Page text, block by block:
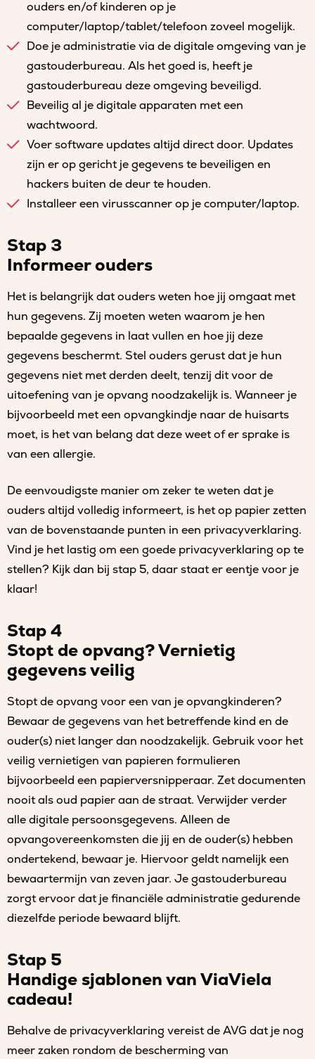
ouders en/of kinderen op je
computer/laptop/tablet/telefoon zoveel mogelijk.
Doe je administratie via de digitale omgeving van je
gastouderbureau. Als het goed is, heeft je
gastouderbureau deze omgeving beveiligd.
Beveilig al je digitale apparaten met een
wachtwoord.
Voer software updates altijd direct door. Updates
zijn er op gericht je gegevens te beveiligen en
hackers buiten de deur te houden.
Installeer een virusscanner op je computer/laptop.
Stap 3
Informeer ouders
Het is belangrijk dat ouders weten hoe jij omgaat met
hun gegevens. Zij moeten weten waarom je hen
bepaalde gegevens in laat vullen en hoe jij deze
gegevens beschermt. Stel ouders gerust dat je hun
gegevens niet met derden deelt, tenzij dit voor de
uitoefening van je opvang noodzakelijk is. Wanneer je
bijvoorbeeld met een opvangkindje naar de huisarts
moet, is het van belang dat deze weet of er sprake is
van een allergie.
De eenvoudigste manier om zeker te weten dat je
ouders altijd volledig informeert, is het op papier zetten
van de bovenstaande punten in een privacyverklaring.
Vind je het lastig om een goede privacyverklaring op te
stellen? Kijk dan bij stap 5, daar staat er eentje voor je
klaar!
Stap 4
Stopt de opvang? Vernietig
gegevens veilig
Stopt de opvang voor een van je opvangkinderen?
Bewaar de gegevens van het betreffende kind en de
ouder(s) niet langer dan noodzakelijk. Gebruik voor het
veilig vernietigen van papieren formulieren
bijvoorbeeld een papierversnipperaar. Zet documenten
nooit als oud papier aan de straat. Verwijder verder
alle digitale persoonsgegevens. Alleen de
opvangovereenkomsten die jij en de ouder(s) hebben
ondertekend, bewaar je. Hiervoor geldt namelijk een
bewaartermijn van zeven jaar. Je gastouderbureau
zorgt ervoor dat je financiële administratie gedurende
diezelfde periode bewaard blijft.
Stap 5
Handige sjablonen van ViaViela
cadeau!
Behalve de privacyverklaring vereist de AVG dat je nog
meer zaken rondom de bescherming van